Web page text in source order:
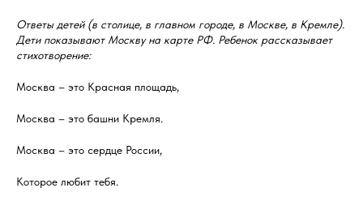
Ответы детей (в столице, в главном городе, в Москве, в Кремле).
Дети показывают Москву на карте РФ. Ребенок рассказывает
стихотворение:
Москва – это Красная площадь,
Москва – это башни Кремля.
Москва – это сердце России,
Которое любит тебя.